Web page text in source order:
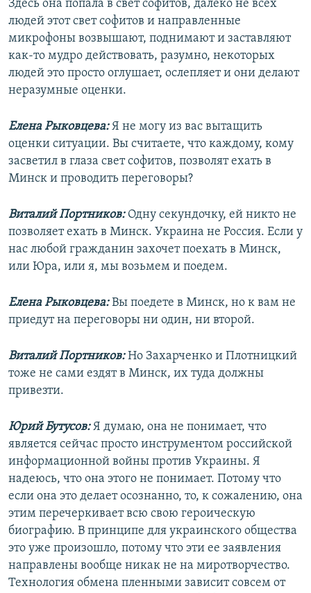
Здесь она попала в свет софитов, далеко не всех
людей этот свет софитов и направленные
микрофоны возвышают, поднимают и заставляют
как-то мудро действовать, разумно, некоторых
людей это просто оглушает, ослепляет и они делают
неразумные оценки.
Елена Рыковцева:Я не могу из вас вытащить
оценки ситуации. Вы считаете, что каждому, кому
засветил в глаза свет софитов, позволят ехать в
Минск и проводить переговоры?
Виталий Портников: Одну секундочку, ей никто не
позволяет ехать в Минск. Украина не Россия. Если у
нас любой гражданин захочет поехать в Минск,
или Юра, или я, мы возьмем и поедем.
Елена Рыковцева:Вы поедете в Минск, но к вам не
приедут на переговоры ни один, ни второй.
Виталий Портников:Но Захарченко и Плотницкий
тоже не сами ездят в Минск, их туда должны
привезти.
Юрий Бутусов:Я думаю, она не понимает, что
является сейчас просто инструментом российской
информационной войны против Украины. Я
надеюсь, что она этого не понимает. Потому что
если она это делает осознанно, то, к сожалению, она
этим перечеркивает всю свою героическую
биографию. В принципе для украинского общества
это уже произошло, потому что эти ее заявления
направлены вообще никак не на миротворчество.
Технология обмена пленными зависит совсем от